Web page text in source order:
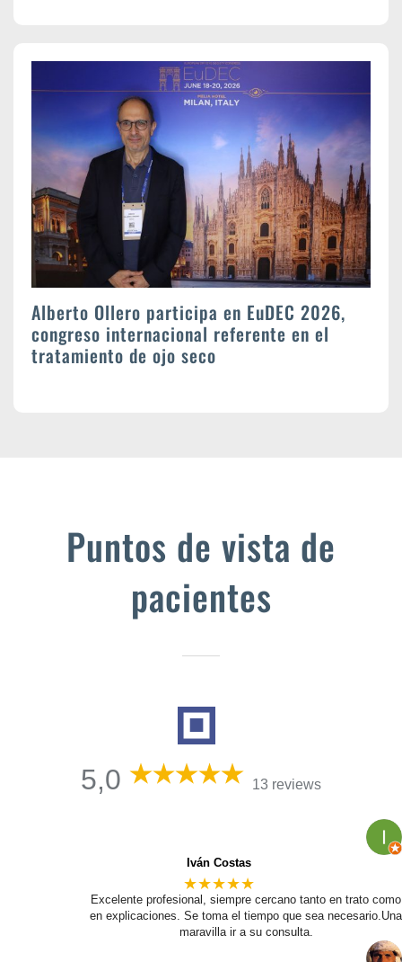
Alberto Ollero participa en EuDEC 2026,
congreso internacional referente en el
tratamiento de ojo seco
Puntos de vista de
pacientes
5,0 13 reviews
Iván Costas
★★★★★
Excelente profesional, siempre cercano tanto en trato como
en explicaciones. Se toma el tiempo que sea necesario.Una
maravilla ir a su consulta.